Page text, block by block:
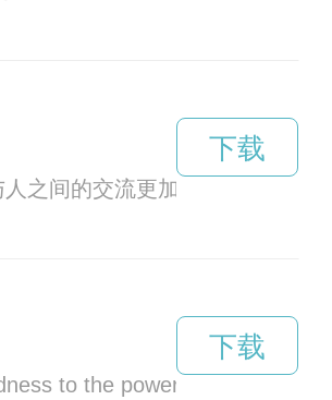
之间的交流更加便捷和贴心。
下载
to the power of
下载